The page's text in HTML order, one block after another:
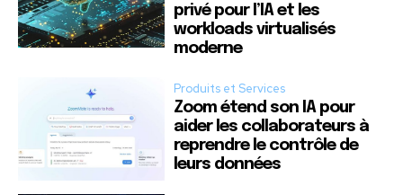
privé pour l’IA et les
workloads virtualisés
moderne
Produits et Services
Zoom étend son IA pour
aider les collaborateurs à
reprendre le contrôle de
leurs données